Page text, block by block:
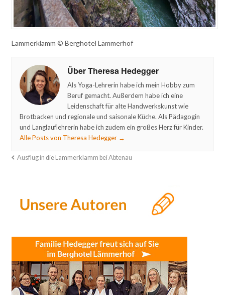
Lammerklamm © Berghotel Lämmerhof
Über Theresa Hedegger
Als Yoga-Lehrerin habe ich mein Hobby zum
Beruf gemacht. Außerdem habe ich eine
Leidenschaft für alte Handwerkskunst wie
Brotbacken und regionale und saisonale Küche. Als Pädagogin
und Langlauflehrerin habe ich zudem ein großes Herz für Kinder.
Alle Posts von Theresa Hedegger →
Ausflug in die Lammerklamm bei Abtenau